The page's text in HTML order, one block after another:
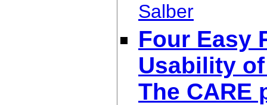
Salber
Four Easy
Usability
The CARE